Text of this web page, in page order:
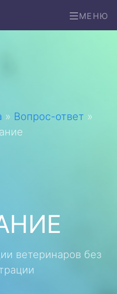
МЕНЮ
» Вопрос-ответ »
ветеринаров без